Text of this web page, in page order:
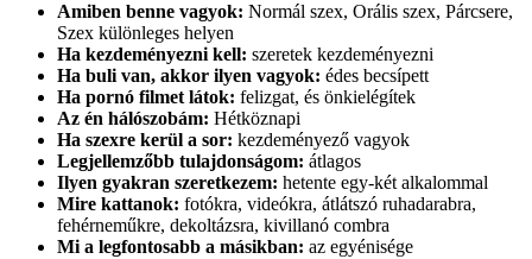
Amiben benne vagyok: Normál szex, Orális szex, Párcsere,
Szex különleges helyen
Ha kezdeményezni kell: szeretek kezdeményezni
Ha buli van, akkor ilyen vagyok: édes becsípett
Ha pornó filmet látok: felizgat, és önkielégítek
Az én hálószobám: Hétköznapi
Ha szexre kerül a sor: kezdeményező vagyok
Legjellemzőbb tulajdonságom: átlagos
Ilyen gyakran szeretkezem: hetente egy-két alkalommal
Mire kattanok: fotókra, videókra, átlátszó ruhadarabra,
fehérneműkre, dekoltázsra, kivillanó combra
Mi a legfontosabb a másikban: az egyénisége